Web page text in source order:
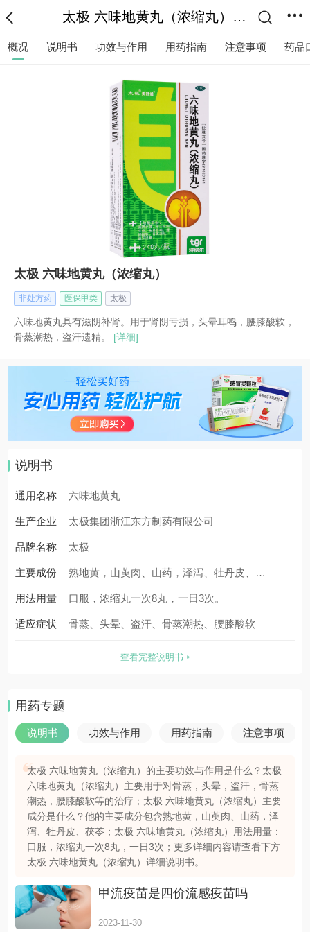
太极 六味地黄丸（浓缩丸）-适应症|说明书|功效作用-复禾医药
概况 说明书 功效与作用 用药指南 注意事项 药品
太极 六味地黄丸（浓缩丸）
非处方药 医保甲类 太极
六味地黄丸具有滋阴补肾。用于肾阴亏损，头晕耳鸣，腰膝酸软，
骨蒸潮热，盗汗遗精。
[详细]
说明书
通用名称 六味地黄丸
生产企业 太极集团浙江东方制药有限公司
品牌名称 太极
主要成份 熟地黄，山萸肉、山药，泽泻、牡丹皮、茯
苓
用法用量 口服，浓缩丸一次8丸，一日3次。
适应症状 骨蒸、头晕、盗汗、骨蒸潮热、腰膝酸软
查看完整说明书
用药专题
说明书 功效与作用 用药指南 注意事项
太极 六味地黄丸（浓缩丸）的主要功效与作用是什么？太极
六味地黄丸（浓缩丸）主要用于对骨蒸，头晕，盗汗，骨蒸
潮热，腰膝酸软等的治疗；太极 六味地黄丸（浓缩丸）主要
成分是什么？他的主要成分包含熟地黄，山萸肉、山药，泽
泻、牡丹皮、茯苓；太极 六味地黄丸（浓缩丸）用法用量：
口服，浓缩丸一次8丸，一日3次；更多详细内容请查看下方
太极 六味地黄丸（浓缩丸）详细说明书。
甲流疫苗是四价流感疫苗吗
2023-11-30